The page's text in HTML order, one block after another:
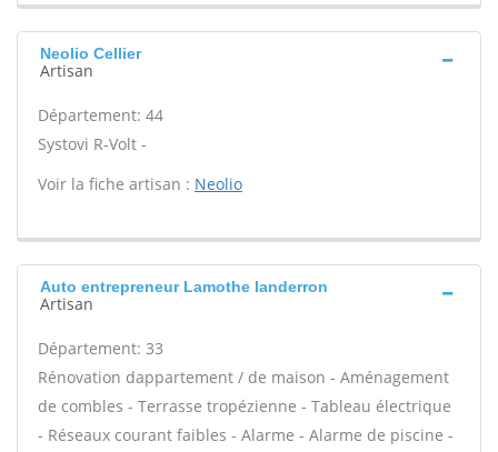
Neolio Cellier
Artisan
Département: 44
Systovi R-Volt -
Voir la fiche artisan : Neolio
Auto entrepreneur Lamothe landerron
Artisan
Département: 33
Rénovation dappartement / de maison - Aménagement
de combles - Terrasse tropézienne - Tableau électrique
- Réseaux courant faibles - Alarme - Alarme de piscine -